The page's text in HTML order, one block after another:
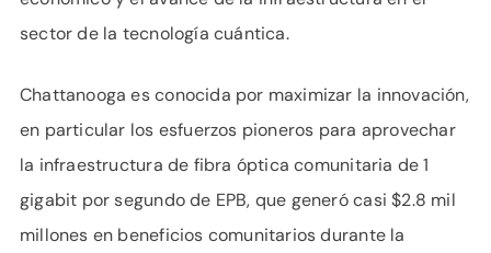
sector de la tecnología cuántica.
Chattanooga es conocida por maximizar la innovación,
en particular los esfuerzos pioneros para aprovechar
la infraestructura de fibra óptica comunitaria de 1
gigabit por segundo de EPB, que generó casi $2.8 mil
millones en beneficios comunitarios durante la